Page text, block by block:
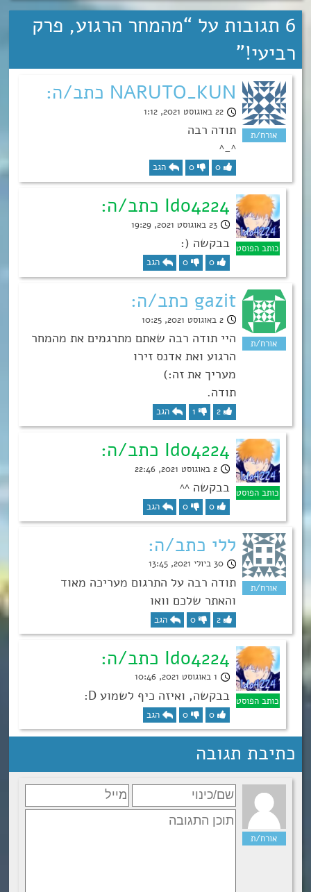
6 תגובות על “
מהמחר הרגוע, פרק
רביעי!”
NARUTO_KUN כתב/ה:
22 באוגוסט 2021, 1:12
תודה רבה
^_^
0
0 הגב
Ido4224 כתב/ה:
23 באוגוסט 2021, 19:29
בבקשה (:
0
0 הגב
gazit כתב/ה:
2 באוגוסט 2021, 10:25
היי תודה רבה שאתם מתרגמים את מהמחר
הרגוע ואת אדנס זירו
מעריך את זה:)
תודה.
2
1 הגב
Ido4224 כתב/ה:
2 באוגוסט 2021, 22:46
בבקשה ^^
0
0 הגב
ללי כתב/ה:
30 ביולי 2021, 13:45
תודה רבה על התרגום מעריכה מאוד
והאתר שלכם וואו
2
0 הגב
Ido4224 כתב/ה:
1 באוגוסט 2021, 10:46
בבקשה, ואיזה כיף לשמוע D:
0
0 הגב
כתיבת תגובה